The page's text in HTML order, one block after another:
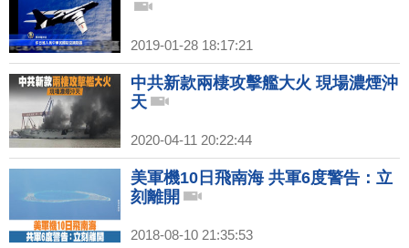
2019-01-28 18:17:21
中共新款兩棲攻擊艦大火 現場濃煙沖
天
2020-04-11 20:22:44
美軍機10日飛南海 共軍6度警告：立
刻離開
2018-08-10 21:35:53